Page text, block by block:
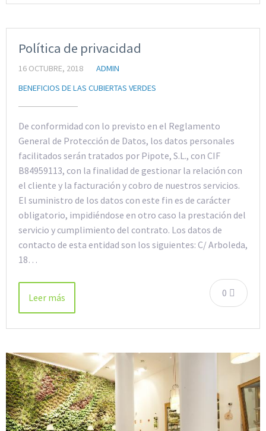
Política de privacidad
16 OCTUBRE, 2018
ADMIN
BENEFICIOS DE LAS CUBIERTAS VERDES
De conformidad con lo previsto en el Reglamento
General de Protección de Datos, los datos personales
facilitados serán tratados por Pipote, S.L., con CIF
B84959113, con la finalidad de gestionar la relación con
el cliente y la facturación y cobro de nuestros servicios.
El suministro de los datos con este fin es de carácter
obligatorio, impidiéndose en otro caso la prestación del
servicio y cumplimiento del contrato. Los datos de
contacto de esta entidad son los siguientes: C/ Arboleda,
18…
0
Leer más